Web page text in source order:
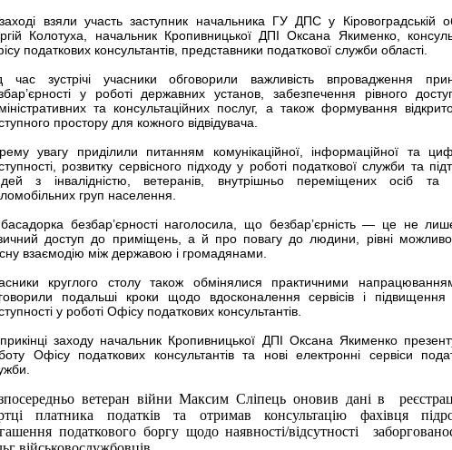
взяли участь заступник начальника ГУ ДПС у Кіровоградській
Колотуха, начальник Кропивницької ДПІ Оксана Якименко,
податкових консультантів, представники податкової служби області.
час зустрічі учасники обговорили важливість впровадження
у роботі державних установ, забезпечення рівного
та консультаційних послуг, а також формування
простору для кожного відвідувача.
увагу приділили питанням комунікаційної, інформаційної та
розвитку сервісного підходу у роботі податкової служби та
з інвалідністю, ветеранів, внутрішньо переміщених осіб та
груп населення.
безбар’єрності наголосила, що безбар’єрність — це не
доступ до приміщень, а й про повагу до людини, рівні
взаємодію між державою і громадянами.
круглого столу також обмінялися практичними
подальші кроки щодо вдосконалення сервісів і підвищення
у роботі Офісу податкових консультантів.
заходу начальник Кропивницької ДПІ Оксана Якименко
Офісу податкових консультантів та нові електронні сервіси
ветеран війни Максим Сліпець оновив дані в
платника податків та отримав консультацію фахівця
податкового боргу щодо наявності/відсутності